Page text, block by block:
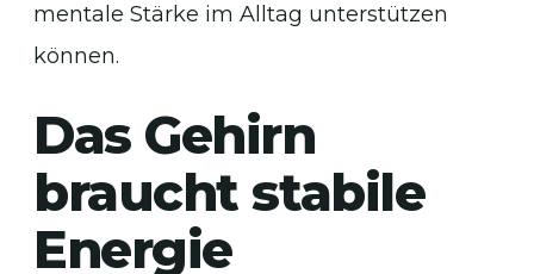
mentale Stärke im Alltag unterstützen
können.
Das Gehirn
braucht stabile
Energie